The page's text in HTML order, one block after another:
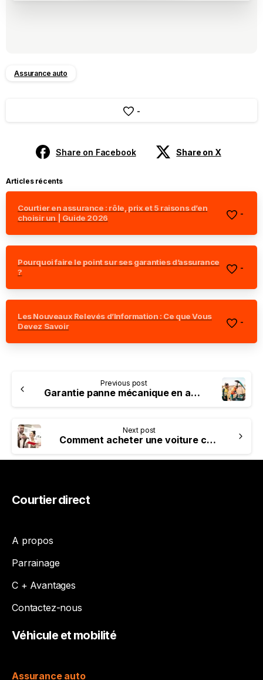
Assurance auto
-
Share on Facebook Share on X
Articles récents
Courtier en assurance : rôle, prix et 5 raisons d’en
choisir un | Guide 2026
-
Pourquoi faire le point sur ses garanties d’assurance
?
-
Les Nouveaux Relevés d’Information : Ce que Vous
Devez Savoir
-
Previous post
Garantie panne mécanique en assurance auto : que couvre-t-elle ?
Next post
Comment acheter une voiture chez un mandataire auto ?
Courtierdirect
A propos
Parrainage
C + Avantages
Contactez-nous
Véhicule etmobilité
Assurance auto